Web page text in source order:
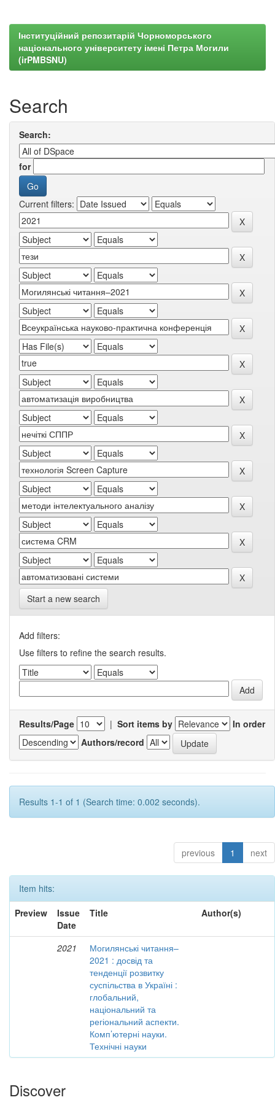
Інституційний репозитарій Чорноморського
національного університету імені Петра Могили
(irPMBSNU)
Search
Search:
for
Current filters:
Start a new search
Add filters:
Use filters to refine the search results.
Results/Page | Sort items by
In order
Authors/record
Results 1-1 of 1 (Search time: 0.002 seconds).
previous 1 next
Item hits:
Preview
Issue
Date
Title Author(s)
2021
Могилянські читання–
2021 : досвід та
тенденції розвитку
суспільства в Україні :
глобальний,
національний та
регіональний аспекти.
Комп’ютерні науки.
Технічні науки
Discover